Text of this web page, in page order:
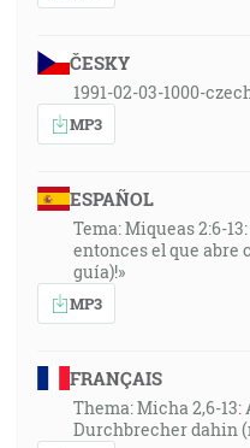
ČESKY
1991-02-03-1000-
MP3
ESPAÑOL
Tema: Miqueas 2:6-
entonces el que abre
guía)!»
MP3
FRANÇAIS
Thema: Micha 2,6-
Durchbrecher dahin